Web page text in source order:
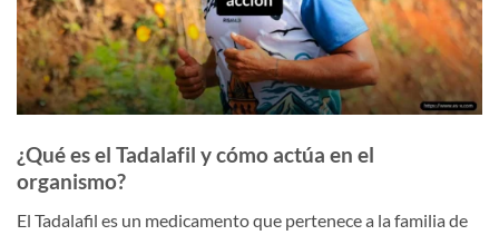
¿Qué es el Tadalafil y cómo actúa en el
organismo?
El Tadalafil es un medicamento que pertenece a la familia de